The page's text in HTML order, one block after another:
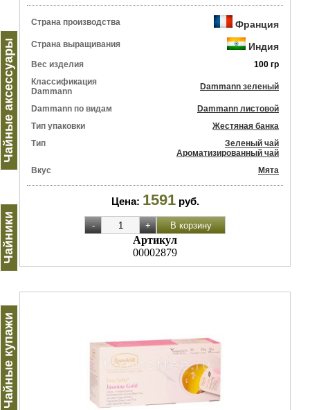
Чайные аксессуары
Чайники
Чайные купажи
Страна производства Франция
Страна выращивания Индия
Вес изделия
100 гр
Классификация
Dammann
Dammann зеленый
Dammann по видам
Dammann листовой
Тип упаковки
Жестяная банка
Тип
Зеленый чай
Ароматизированный чай
Вкус
Мята
Цена: 1591 руб.
Артикул
00002879